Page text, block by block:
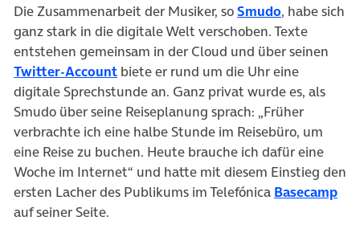
Die Zusammenarbeit der Musiker, soSmudo, habe sich
ganz stark in die digitale Welt verschoben. Texte
entstehen gemeinsam in der Cloud und über seinen
Twitter-Account biete er rund um die Uhr eine
digitale Sprechstunde an. Ganz privat wurde es, als
Smudo über seine Reiseplanung sprach: „Früher
verbrachte ich eine halbe Stunde im Reisebüro, um
eine Reise zu buchen. Heute brauche ich dafür eine
Woche im Internet“ und hatte mit diesem Einstieg den
ersten Lacher des Publikums im Telefónica Basecamp
auf seiner Seite.